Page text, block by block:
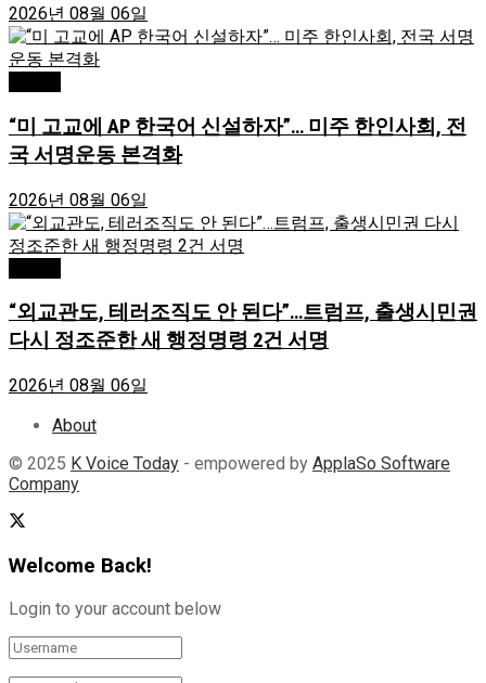
2026년 08월 06일
“미 고교에 AP 한국어 신설하자”… 미주 한인사회, 전
국 서명운동 본격화
2026년 08월 06일
“외교관도, 테러조직도 안 된다”…트럼프, 출생시민권
다시 정조준한 새 행정명령 2건 서명
2026년 08월 06일
About
© 2025 K Voice Today - empowered by ApplaSo Software
Company
Welcome Back!
Login to your account below